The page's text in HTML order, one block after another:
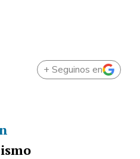
+ Seguinos en